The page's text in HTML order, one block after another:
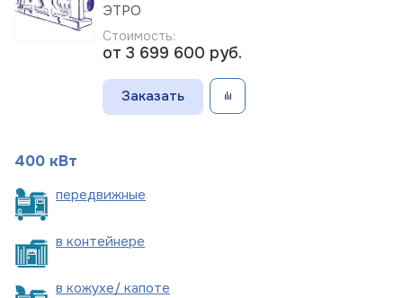
ЭТРО
Стоимость:
от 3 699 600 руб.
Заказать
400 кВт
передвижные
в контейнере
в кожухе/ капоте